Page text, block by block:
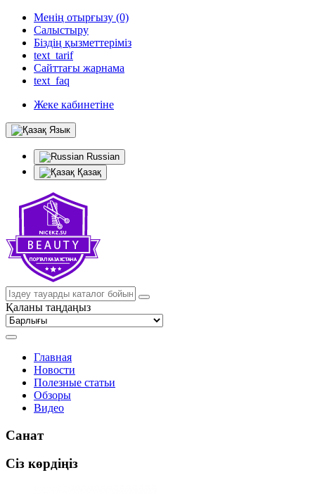
Менің отырғызу (0)
Салыстыру
Біздің қызметтеріміз
text_tarif
Сайттағы жарнама
text_faq
Жеке кабинетіне
Язык
Russian
Қазақ
Қаланы таңдаңыз
Главная
Новости
Полезные статьи
Обзоры
Видео
Санат
Сіз көрдіңіз